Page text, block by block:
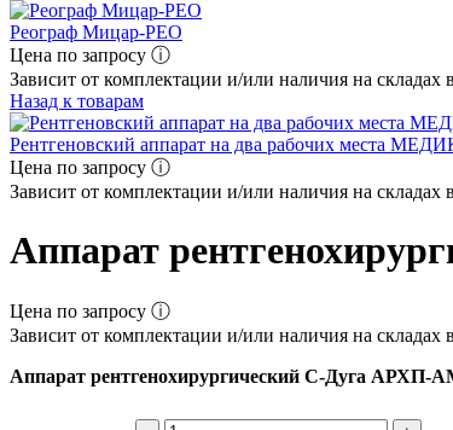
Реограф Мицар-РЕО
Цена по запросу ⓘ
Зависит от комплектации и/или наличия на
Назад к товарам
Рентгеновский аппарат на два рабочих места
Цена по запросу ⓘ
Зависит от комплектации и/или наличия на
Аппарат
Цена по запросу ⓘ
Зависит от комплектации и/или наличия на
Аппарат рентгено­хирургический С-Дуга